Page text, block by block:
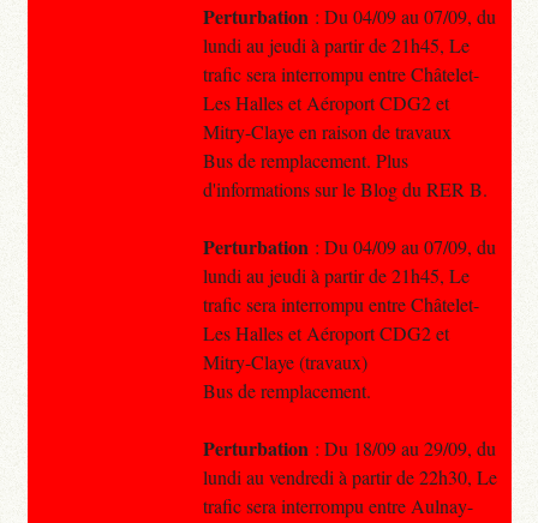
Perturbation : Du 04/09 au 07/09, du
lundi au jeudi à partir de 21h45, Le
trafic sera interrompu entre Châtelet-
Les Halles et Aéroport CDG2 et
Mitry-Claye en raison de travaux
Bus de remplacement. Plus
d'informations sur le Blog du RER B.
Perturbation : Du 04/09 au 07/09, du
lundi au jeudi à partir de 21h45, Le
trafic sera interrompu entre Châtelet-
Les Halles et Aéroport CDG2 et
Mitry-Claye (travaux)
Bus de remplacement.
Perturbation : Du 18/09 au 29/09, du
lundi au vendredi à partir de 22h30, Le
trafic sera interrompu entre Aulnay-